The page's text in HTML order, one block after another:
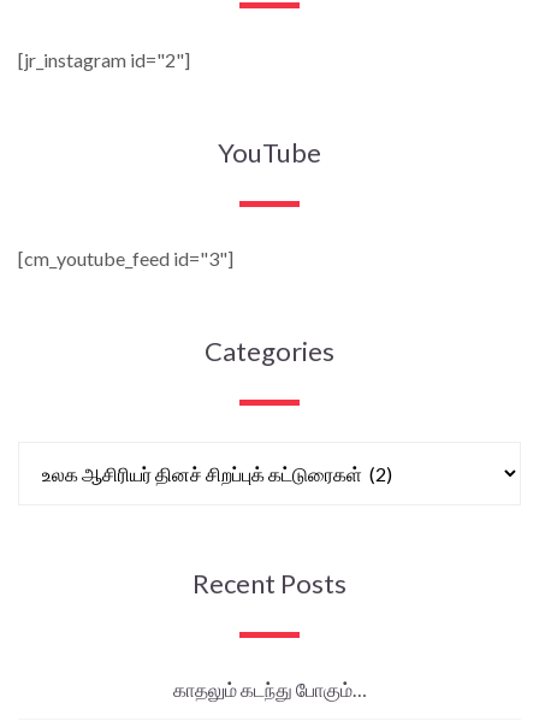
[jr_instagram id="2"]
YouTube
[cm_youtube_feed id="3"]
Categories
Recent Posts
காதலும் கடந்து போகும்…